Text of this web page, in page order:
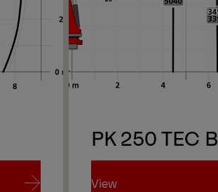
PK 250 TEC B
View